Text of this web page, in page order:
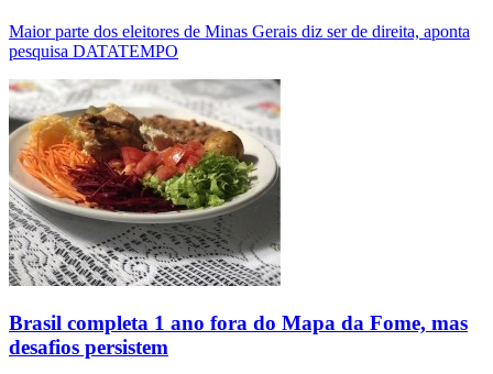
Maior parte dos eleitores de Minas Gerais diz ser de direita, aponta
pesquisa DATATEMPO
Brasil completa 1 ano fora do Mapa da Fome, mas
desafios persistem